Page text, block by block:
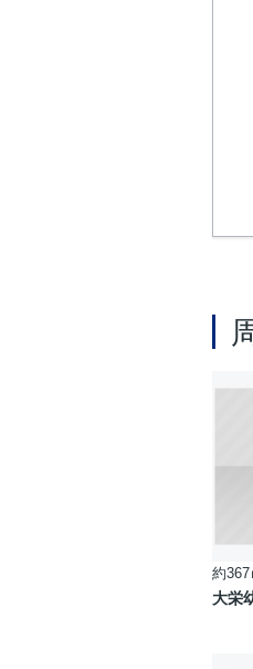
約
大栄